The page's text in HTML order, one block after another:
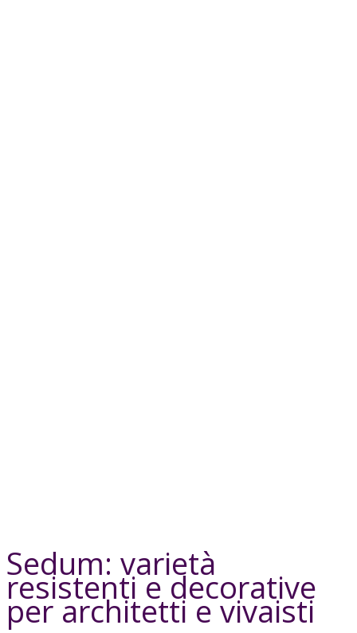
Sedum: varietà
resistenti e decorative
per architetti e vivaisti